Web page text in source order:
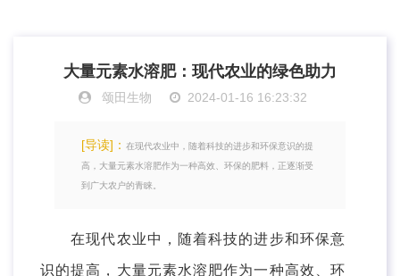
大量元素水溶肥：现代农业的绿色助力
颂田生物 2024-01-16 16:23:32
[导读]： 在现代农业中，随着科技的进步和环保意识的提
高，大量元素水溶肥作为一种高效、环保的肥料，正逐渐受
到广大农户的青睐。
在现代农业中，随着科技的进步和环保意
识的提高，大量元素水溶肥作为一种高效、环